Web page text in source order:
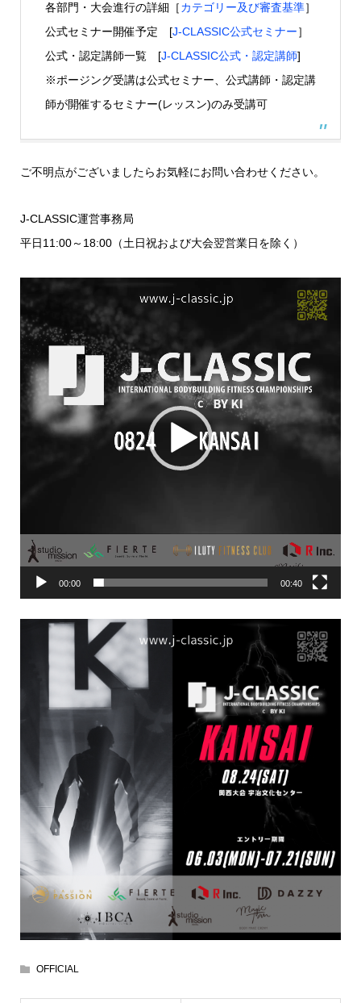
各部門・大会進行の詳細［カテゴリー及び審査基準］
公式セミナー開催予定 [J-CLASSIC公式セミナー］
公式・認定講師一覧 [J-CLASSIC公式・認定講師]
※ポージング受講は公式セミナー、公式講師・認定講
師が開催するセミナー(レッスン)のみ受講可
ご不明点がございましたらお気軽にお問い合わせください。
J-CLASSIC運営事務局
平日11:00～18:00（土日祝および大会翌営業日を除く）
プ
ヤ
00:00 00:40
OFFICIAL